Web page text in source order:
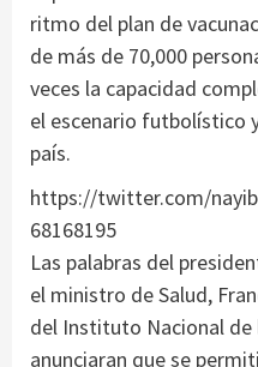
ritmo del plan de
de más de 70,000
veces la capacidad
el escenario futbolístico
país.
https://twitter.com/
68168195
Las palabras del
el ministro de Salud,
del Instituto Nacional de
anunciaran que se